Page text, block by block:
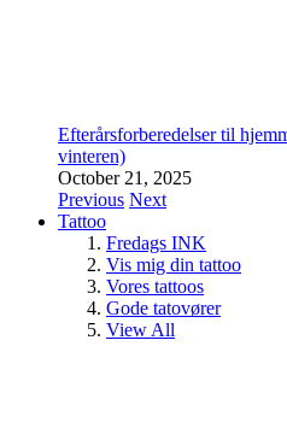
Efterårsforberedelser til
vinteren)
October 21, 2025
Previous Next
Tattoo
Fredags INK
Vis mig din tattoo
Vores tattoos
Gode tatovører
View All